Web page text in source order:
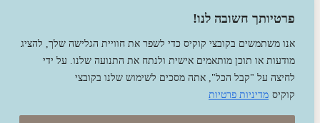
פרטיותך חשובה לנו!
אנו משתמשים בקובצי קוקיס כדי לשפר את חוויית הגלישה שלך, להציג
מודעות או תוכן מותאמים אישית ולנתח את התנועה שלנו. על ידי
לחיצה על "קבל הכל", אתה מסכים לשימוש שלנו בקובצי
קוקיס מדיניות פרטיות
מדיניות משלוחים ותקנון האתר
הצהרת נגישות